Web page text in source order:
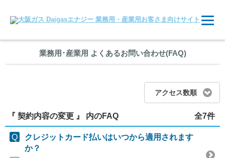
業務用 ･産業用 よくあるお問い合わせ(FAQ)
アクセス数順
『 契約内容の変更 』 内のFAQ 全7件
クレジットカード払いはいつから適用されます
か？